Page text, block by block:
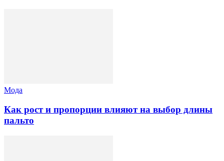
Мода
Как рост и пропорции влияют на выбор длины
пальто